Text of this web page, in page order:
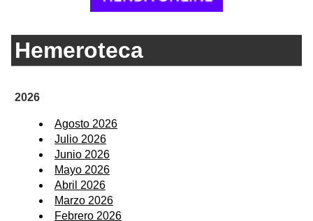
Hemeroteca
2026
Agosto 2026
Julio 2026
Junio 2026
Mayo 2026
Abril 2026
Marzo 2026
Febrero 2026